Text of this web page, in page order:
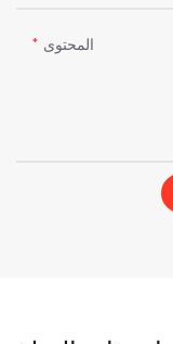
المحتوى